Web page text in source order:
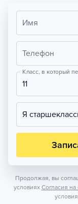
Имя
Телефон
Класс, в который
11
Я
Продолжая, вы
условиях Согласия
условия